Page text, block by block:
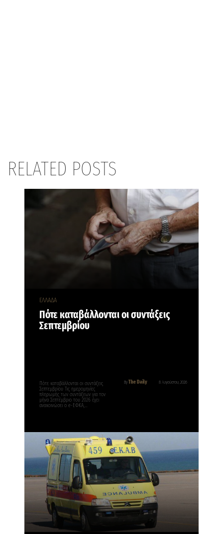
RELATED POSTS
ΕΛΛΑΔΑ
Πότε καταβάλλονται οι συντάξεις
Σεπτεμβρίου
By The Daily 8 Αυγούστου, 2026
Πότε καταβάλλονται οι συντάξεις
Σεπτεμβρίου Τις ημερομηνίες
πληρωμής των συντάξεων για τον
μήνα Σεπτέμβριο του 2026 έχει
ανακοινώσει ο e-ΕΦΚΑ,…